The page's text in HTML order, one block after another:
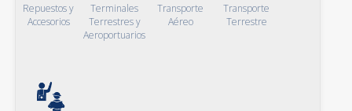
Repuestos y
Accesorios
Terminales
Terrestres y
Aeroportuarios
Transporte
Aéreo
Transporte
Terrestre